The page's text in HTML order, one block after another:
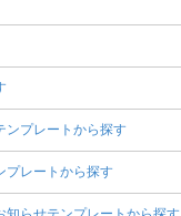
ンプレートから探す
プレートから探す